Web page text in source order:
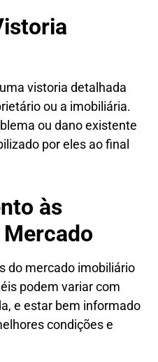
vistoria detalhada
ou a imobiliária.
ou dano existente
por eles ao final
às
do mercado imobiliário
podem variar com
e estar bem informado
condições e